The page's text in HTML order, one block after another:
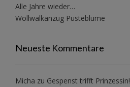
Alle Jahre wieder…
Wollwalkanzug Pusteblume
Neueste Kommentare
Micha zu Gespenst trifft Prinzessin!